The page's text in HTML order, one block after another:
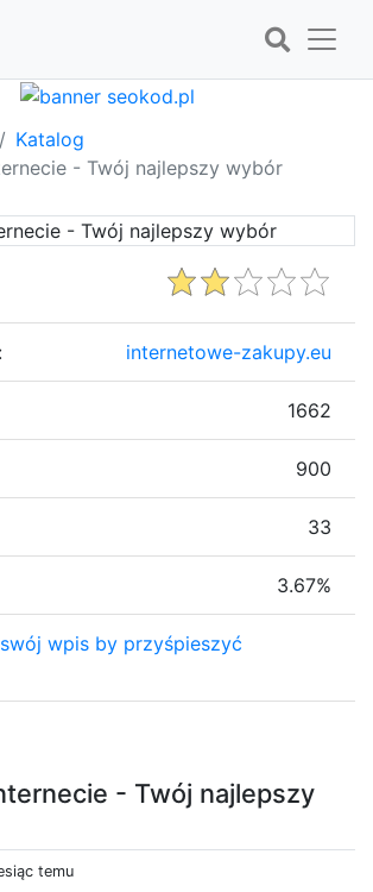
Katalog
- Twój najlepszy wybór
- Twój najlepszy
temu
internetowe-zakupy.eu
1662
900
33
3.67%
wpis by przyśpieszyć